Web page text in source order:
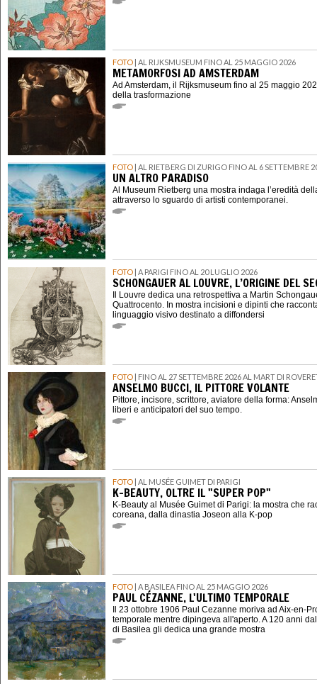
FOTO | AL RIJKSMUSEUM FINO AL 25 MAGGIO 2026
METAMORFOSI AD AMSTERDAM
Ad Amsterdam, il Rijksmuseum fino al 25 maggio
della trasformazione
FOTO | AL RIETBERG DI ZURIGO FINO AL 6 SETTEMBRE
UN ALTRO PARADISO
Al Museum Rietberg una mostra indaga l’eredità
attraverso lo sguardo di artisti contemporanei.
FOTO | A PARIGI FINO AL 20 LUGLIO 2026
SCHONGAUER AL LOUVRE, L’ORIGINE DEL
Il Louvre dedica una retrospettiva a Martin
Quattrocento. In mostra incisioni e dipinti che
linguaggio visivo destinato a diffondersi
FOTO | FINO AL 27 SETTEMBRE 2026 AL MART DI
ANSELMO BUCCI, IL PITTORE VOLANTE
Pittore, incisore, scrittore, aviatore della forma:
liberi e anticipatori del suo tempo.
FOTO | AL MUSÉE GUIMET DI PARIGI
K-BEAUTY, OLTRE IL "SUPER POP"
K-Beauty al Musée Guimet di Parigi: la mostra che
coreana, dalla dinastia Joseon alla K-pop
FOTO | A BASILEA FINO AL 25 MAGGIO 2026
PAUL CÉZANNE, L'ULTIMO TEMPORALE
Il 23 ottobre 1906 Paul Cezanne moriva ad Aix-en-
temporale mentre dipingeva all'aperto. A 120 anni
di Basilea gli dedica una grande mostra